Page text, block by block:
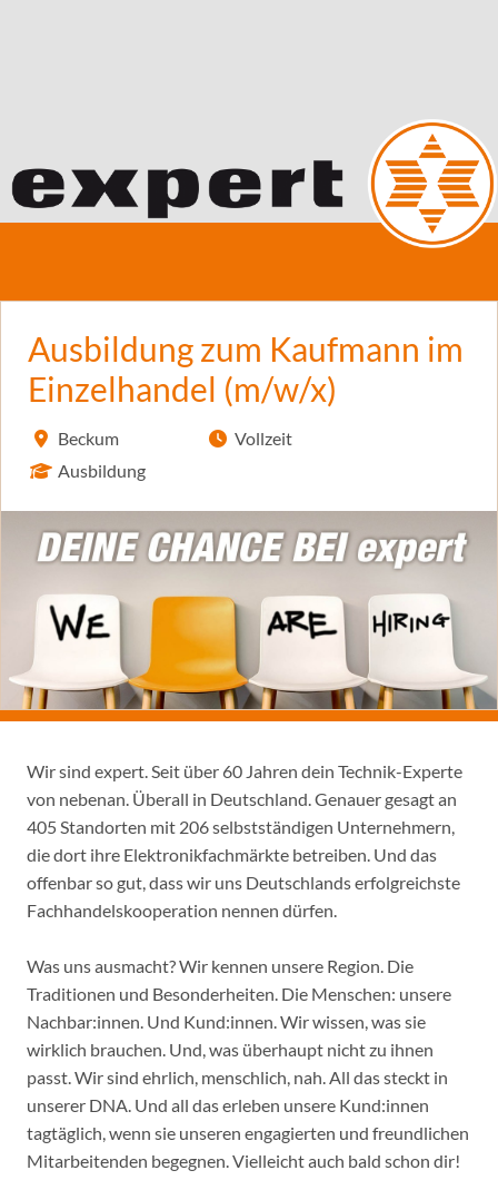
Ausbildung zum Kaufmann im
Einzelhandel (m/w/x)
Beckum
Ausbildung
Vollzeit
Wir sind expert. Seit über 60 Jahren dein Technik-Experte
von nebenan. Überall in Deutschland. Genauer gesagt an
405 Standorten mit 206 selbstständigen Unternehmern,
die dort ihre Elektronikfachmärkte betreiben. Und das
offenbar so gut, dass wir uns Deutschlands erfolgreichste
Fachhandelskooperation nennen dürfen.
Was uns ausmacht? Wir kennen unsere Region. Die
Traditionen und Besonderheiten. Die Menschen: unsere
Nachbar:innen. Und Kund:innen. Wir wissen, was sie
wirklich brauchen. Und, was überhaupt nicht zu ihnen
passt. Wir sind ehrlich, menschlich, nah. All das steckt in
unserer DNA. Und all das erleben unsere Kund:innen
tagtäglich, wenn sie unseren engagierten und freundlichen
Mitarbeitenden begegnen. Vielleicht auch bald schon dir!